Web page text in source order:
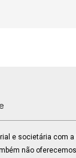
societária com a
não